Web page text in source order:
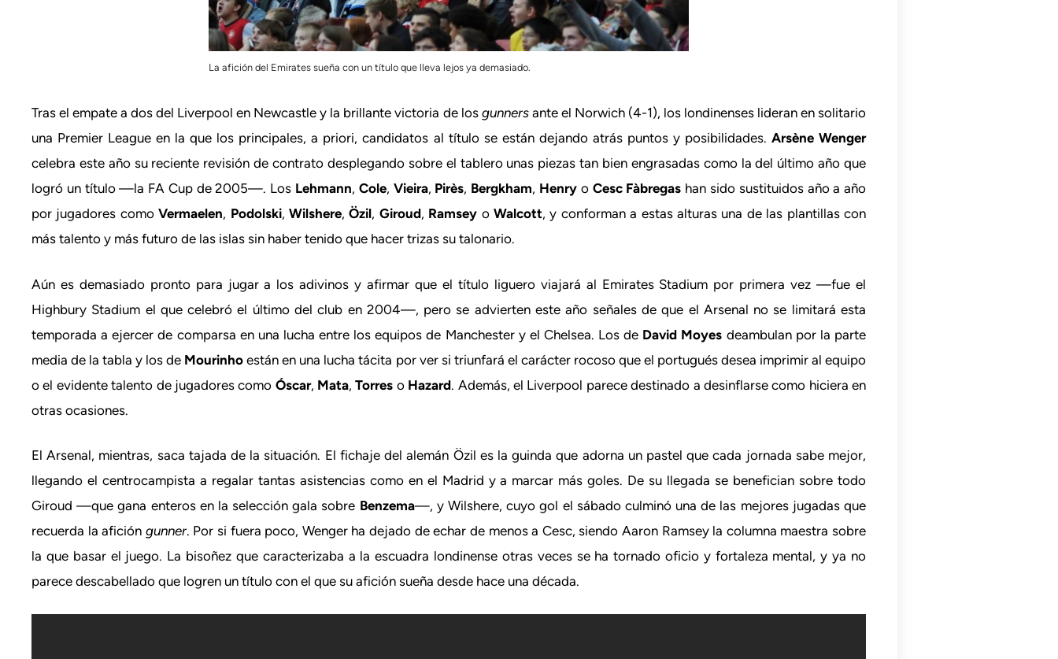
La afición del Emirates sueña con un título que lleva lejos ya demasiado.
Tras el empate a dos del Liverpool en Newcastle y la brillante victoria de los gunnersante el Norwich (4-1), los londinenses lideran en solitario
una Premier League en la que los principales, a priori, candidatos al título se están dejando atrás puntos y posibilidades. Arsène Wenger
celebra este año su reciente revisión de contrato desplegando sobre el tablero unas piezas tan bien engrasadas como la del último año que
logró un título —la FA Cup de 2005—. Los Lehmann, Cole, Vieira, Pirès, Bergkham, Henry o Cesc Fàbregas han sido sustituidos año a año
por jugadores comoVermaelen, Podolski,Wilshere,Özil, Giroud, Ramsey oWalcott, y conforman a estas alturas una de las plantillas con
más talento y más futuro de las islas sin haber tenido que hacer trizas su talonario.
Aún es demasiado pronto para jugar a los adivinos y afirmar que el título liguero viajará al Emirates Stadium por primera vez —fue el
Highbury Stadium el que celebró el último del club en 2004—, pero se advierten este año señales de que el Arsenal no se limitará esta
temporada a ejercer de comparsa en una lucha entre los equipos de Manchester y el Chelsea. Los de David Moyes deambulan por la parte
media de la tabla y los de Mourinho están en una lucha tácita por ver si triunfará el carácter rocoso que el portugués desea imprimir al equipo
o el evidente talento de jugadores como Óscar, Mata, Torres o Hazard. Además, el Liverpool parece destinado a desinflarse como hiciera en
otras ocasiones.
El Arsenal, mientras, saca tajada de la situación. El fichaje del alemán Özil es la guinda que adorna un pastel que cada jornada sabe mejor,
llegando el centrocampista a regalar tantas asistencias como en el Madrid y a marcar más goles. De su llegada se benefician sobre todo
Giroud —que gana enteros en la selección gala sobre Benzema—, y Wilshere, cuyo gol el sábado culminó una de las mejores jugadas que
recuerda la afición gunner. Por si fuera poco, Wenger ha dejado de echar de menos a Cesc, siendo Aaron Ramsey la columna maestra sobre
la que basar el juego. La bisoñez que caracterizaba a la escuadra londinense otras veces se ha tornado oficio y fortaleza mental, y ya no
parece descabellado que logren un título con el que su afición sueña desde hace una década.